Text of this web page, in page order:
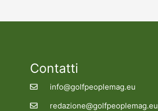
Contatti
info@golfpeoplemag.eu
redazione@golfpeoplemag.eu